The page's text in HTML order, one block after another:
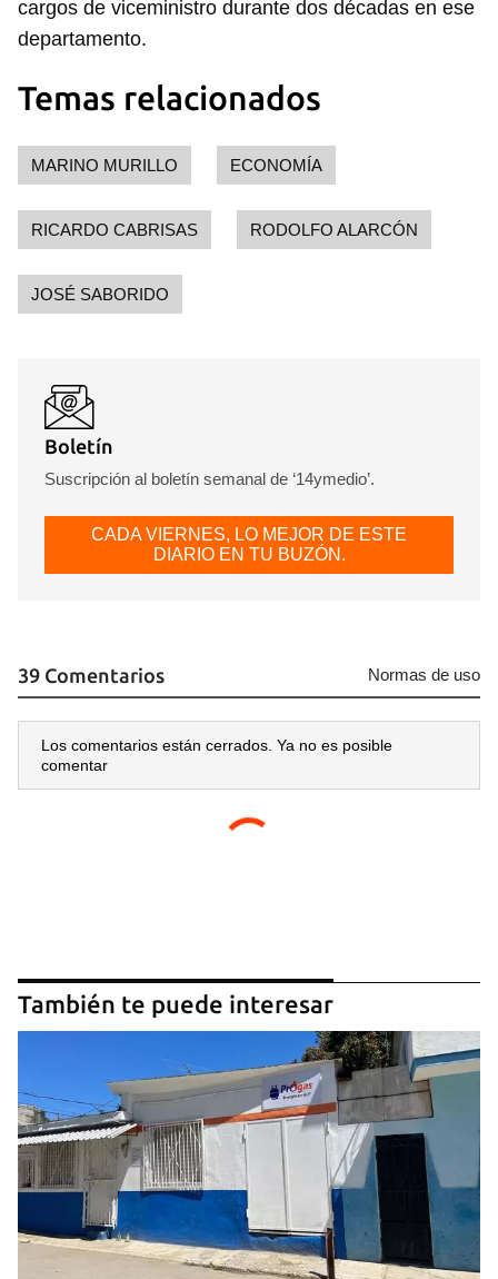
Guardar como favorito
cargos de viceministro durante dos décadas en ese
departamento.
Temas relacionados
MARINO MURILLO ECONOMÍA
RICARDO CABRISAS RODOLFO ALARCÓN
JOSÉ SABORIDO
Boletín
Suscripción al boletín semanal de ‘14ymedio’.
CADA VIERNES, LO MEJOR DE ESTE
DIARIO EN TU BUZÓN.
39 Comentarios Normas de uso
Los comentarios están cerrados. Ya no es posible
comentar
También te puede interesar